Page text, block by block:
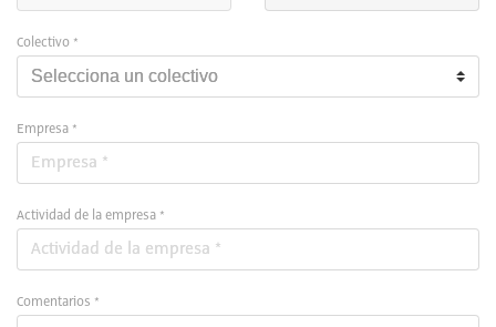
Colectivo *
Empresa *
Actividad de la empresa *
Comentarios *